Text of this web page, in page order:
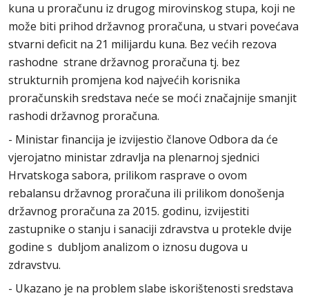
kuna u proračunu iz drugog mirovinskog stupa, koji ne
može biti prihod državnog proračuna, u stvari povećava
stvarni deficit na 21 milijardu kuna. Bez većih rezova
rashodne strane državnog proračuna tj. bez
strukturnih promjena kod najvećih korisnika
proračunskih sredstava neće se moći značajnije smanjit
rashodi državnog proračuna.
- Ministar financija je izvijestio članove Odbora da će
vjerojatno ministar zdravlja na plenarnoj sjednici
Hrvatskoga sabora, prilikom rasprave o ovom
rebalansu državnog proračuna ili prilikom donošenja
državnog proračuna za 2015. godinu, izvijestiti
zastupnike o stanju i sanaciji zdravstva u protekle dvije
godine s dubljom analizom o iznosu dugova u
zdravstvu.
- Ukazano je na problem slabe iskorištenosti sredstava